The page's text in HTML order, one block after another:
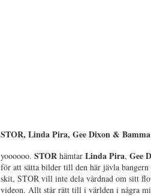
STOR, Linda Pira, Gee Dixon &
yoooooo.STORhämtarLinda Pira,Gee
för att sätta bilder till den här jävla
skit, STOR vill inte dela vårdnad om sitt
videon. Allt står rätt till i världen i några